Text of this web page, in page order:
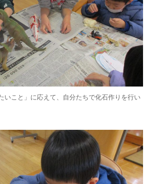
いこと」に応えて、自分たちで化石作りを行い